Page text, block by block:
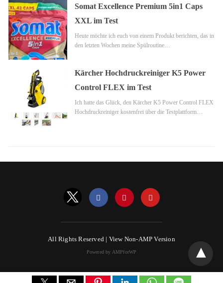
Somat Excellence Premium 5in1 Caps
XXL im Test
Heute möchte ich euch von einem Produkt berichten, das in
den letzten Wochen meine Spülroutine…
Kärcher Hochdruckreiniger K5 Power
Control FLEX im Test
Ich hatte das Glück, den Kärcher K5 Power Control FLEX
Hochdruckreiniger kostenfrei über die Testplattform…
All Rights Reserved | View Non-AMP Version
Powered by AMPforWP